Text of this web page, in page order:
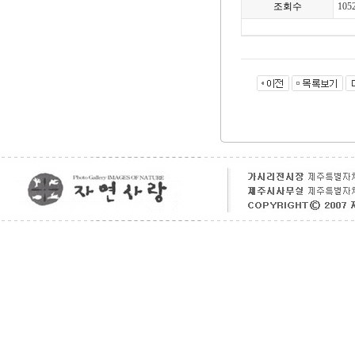
조회수